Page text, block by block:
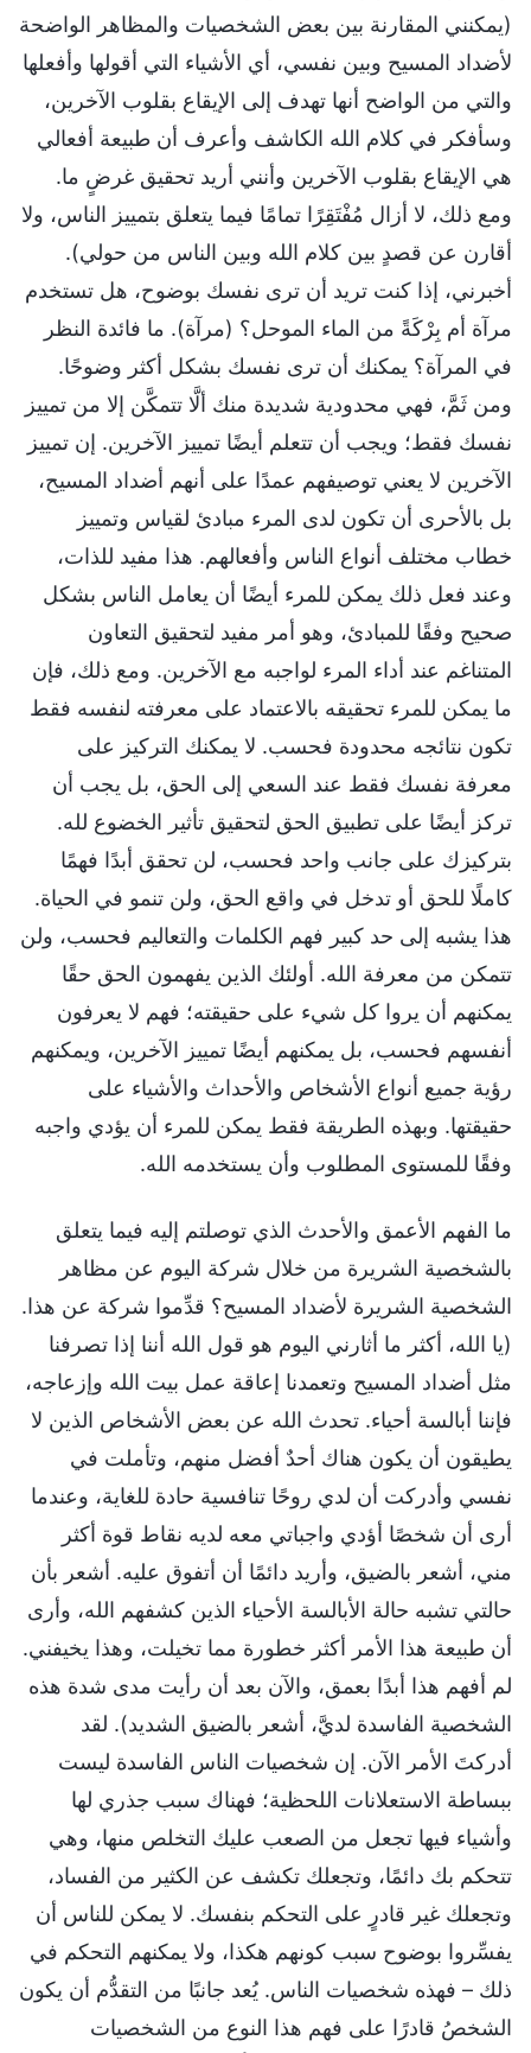
(يمكنني المقارنة بين بعض الشخصيات والمظاهر الواضحة
لأضداد المسيح وبين نفسي، أي الأشياء التي أقولها وأفعلها
والتي من الواضح أنها تهدف إلى الإيقاع بقلوب الآخرين،
وسأفكر في كلام الله الكاشف وأعرف أن طبيعة أفعالي
هي الإيقاع بقلوب الآخرين وأنني أريد تحقيق غرضٍ ما.
ومع ذلك، لا أزال مُفْتَقِرًا تمامًا فيما يتعلق بتمييز الناس، ولا
أقارن عن قصدٍ بين كلام الله وبين الناس من حولي).
أخبرني، إذا كنت تريد أن ترى نفسك بوضوح، هل تستخدم
مرآة أم بِرْكَةً من الماء الموحل؟ (مرآة). ما فائدة النظر
في المرآة؟ يمكنك أن ترى نفسك بشكل أكثر وضوحًا.
ومن ثَمَّ، فهي محدودية شديدة منك ألَّا تتمكَّن إلا من تمييز
نفسك فقط؛ ويجب أن تتعلم أيضًا تمييز الآخرين. إن تمييز
الآخرين لا يعني توصيفهم عمدًا على أنهم أضداد المسيح،
بل بالأحرى أن تكون لدى المرء مبادئ لقياس وتمييز
خطاب مختلف أنواع الناس وأفعالهم. هذا مفيد للذات،
وعند فعل ذلك يمكن للمرء أيضًا أن يعامل الناس بشكل
صحيح وفقًا للمبادئ، وهو أمر مفيد لتحقيق التعاون
المتناغم عند أداء المرء لواجبه مع الآخرين. ومع ذلك، فإن
ما يمكن للمرء تحقيقه بالاعتماد على معرفته لنفسه فقط
تكون نتائجه محدودة فحسب. لا يمكنك التركيز على
معرفة نفسك فقط عند السعي إلى الحق، بل يجب أن
تركز أيضًا على تطبيق الحق لتحقيق تأثير الخضوع لله.
بتركيزك على جانب واحد فحسب، لن تحقق أبدًا فهمًا
كاملًا للحق أو تدخل في واقع الحق، ولن تنمو في الحياة.
هذا يشبه إلى حد كبير فهم الكلمات والتعاليم فحسب، ولن
تتمكن من معرفة الله. أولئك الذين يفهمون الحق حقًا
يمكنهم أن يروا كل شيء على حقيقته؛ فهم لا يعرفون
أنفسهم فحسب، بل يمكنهم أيضًا تمييز الآخرين، ويمكنهم
رؤية جميع أنواع الأشخاص والأحداث والأشياء على
حقيقتها. وبهذه الطريقة فقط يمكن للمرء أن يؤدي واجبه
وفقًا للمستوى المطلوب وأن يستخدمه الله.
ما الفهم الأعمق والأحدث الذي توصلتم إليه فيما يتعلق
بالشخصية الشريرة من خلال شركة اليوم عن مظاهر
الشخصية الشريرة لأضداد المسيح؟ قدِّموا شركة عن هذا.
(يا الله، أكثر ما أثارني اليوم هو قول الله أننا إذا تصرفنا
مثل أضداد المسيح وتعمدنا إعاقة عمل بيت الله وإزعاجه،
فإننا أبالسة أحياء. تحدث الله عن بعض الأشخاص الذين لا
يطيقون أن يكون هناك أحدٌ أفضل منهم، وتأملت في
نفسي وأدركت أن لدي روحًا تنافسية حادة للغاية، وعندما
أرى أن شخصًا أؤدي واجباتي معه لديه نقاط قوة أكثر
مني، أشعر بالضيق، وأريد دائمًا أن أتفوق عليه. أشعر بأن
حالتي تشبه حالة الأبالسة الأحياء الذين كشفهم الله، وأرى
أن طبيعة هذا الأمر أكثر خطورة مما تخيلت، وهذا يخيفني.
لم أفهم هذا أبدًا بعمق، والآن بعد أن رأيت مدى شدة هذه
الشخصية الفاسدة لديَّ، أشعر بالضيق الشديد). لقد
أدركتَ الأمر الآن. إن شخصيات الناس الفاسدة ليست
ببساطة الاستعلانات اللحظية؛ فهناك سبب جذري لها
وأشياء فيها تجعل من الصعب عليك التخلص منها، وهي
تتحكم بك دائمًا، وتجعلك تكشف عن الكثير من الفساد،
وتجعلك غير قادرٍ على التحكم بنفسك. لا يمكن للناس أن
يفسِّروا بوضوح سبب كونهم هكذا، ولا يمكنهم التحكم في
ذلك – فهذه شخصيات الناس. يُعد جانبًا من التقدُّم أن يكون
الشخصُ قادرًا على فهم هذا النوع من الشخصيات